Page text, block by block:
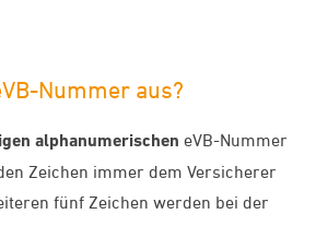
Nummer aus?
alphanumerischen eVB-Nummer
Zeichen immer dem Versicherer
fünf Zeichen werden bei der